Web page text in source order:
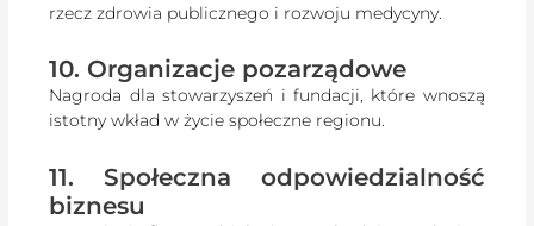
rzecz zdrowia publicznego i rozwoju medycyny.
10. Organizacje pozarządowe
Nagroda dla stowarzyszeń i fundacji, które wnoszą
istotny wkład w życie społeczne regionu.
11. Społeczna odpowiedzialność
biznesu